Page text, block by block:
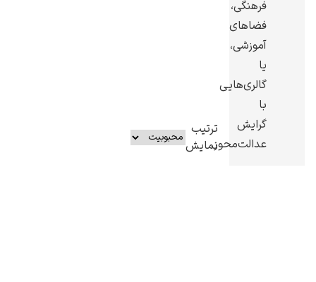
فرهنگی،
فضاهای
آموزشی،
یا
گالری‌هایی
با
گرایش
عدالت‌محور.
ترتیب
نمایش